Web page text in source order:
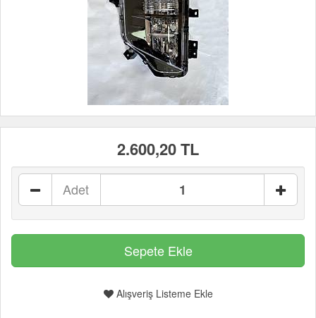
2.600,20 TL
Adet
Alışveriş Listeme Ekle